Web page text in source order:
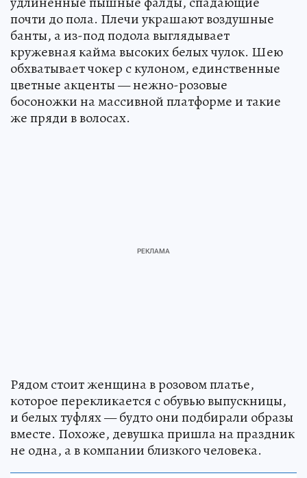
почти до пола. Плечи украшают воздушные
банты, а из-под подола выглядывает
кружевная кайма высоких белых чулок. Шею
обхватывает чокер с кулоном, единственные
цветные акценты — нежно-розовые
босоножки на массивной платформе и такие
же пряди в волосах.
Рядом стоит женщина в розовом платье,
которое перекликается с обувью выпускницы,
и белых туфлях — будто они подбирали образы
вместе. Похоже, девушка пришла на праздник
не одна, а в компании близкого человека.